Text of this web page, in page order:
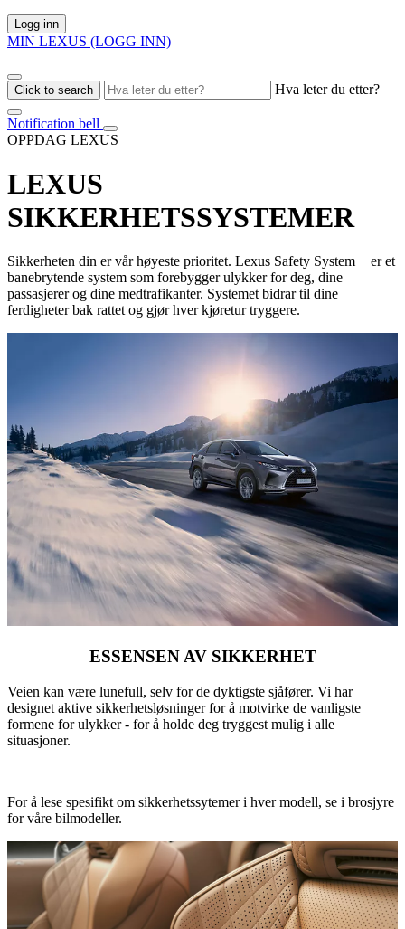
Logg inn
MIN LEXUS (LOGG INN)
Click to search Hva leter du etter?
Notification bell
OPPDAG LEXUS
LEXUS
SIKKERHETSSYSTEMER
Sikkerheten din er vår høyeste prioritet. Lexus Safety System + er et
banebrytende system som forebygger ulykker for deg, dine
passasjerer og dine medtrafikanter. Systemet bidrar til dine
ferdigheter bak rattet og gjør hver kjøretur tryggere.
ESSENSEN AV SIKKERHET
Veien kan være lunefull, selv for de dyktigste sjåfører. Vi har
designet aktive sikkerhetsløsninger for å motvirke de vanligste
formene for ulykker - for å holde deg tryggest mulig i alle
situasjoner.
For å lese spesifikt om sikkerhetssytemer i hver modell, se i brosjyre
for våre bilmodeller.